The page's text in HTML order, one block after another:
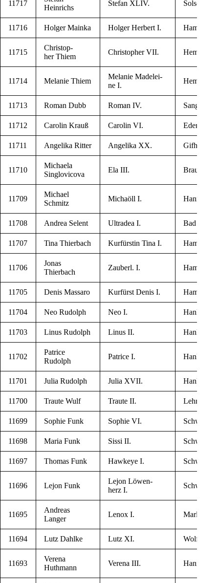
11717
Heinrichs
Ste­fan XLIV. Sol­schen
11716 Hol­ger Mainka Hol­ger Her­bert I. Ham­burg
11715
Chris­top­
her Thiem
Chris­top­her VII. Hem­din­gen
11714 Mela­nie Thiem
Mela­nie Made­lei­
ne I.
Hem­din­gen
11713 Roman Dubb Roman IV.
11712 Caro­lin Krauß Caro­lin VI. Eder­sle­ben
11711 Ange­li­ka Ritter Ange­li­ka XX. Gif­horn
11710
Michae­la
Singlovicova
Ela III.
11709
Michael
Schmitz
Michaö­ll I. Han­n­ver
11708 Andrea Selent Ultra­dea I. Bad
11707 Tina Thierbach Kurf­ür­stin Tina I. Ham­burg
11706
Jonas
Thierbach
Zau­berl. I. Ham­burg
11705 Denis Massaro Kurf­ürst Denis I. Ham­burg
11704 Neo Rudolph Neo I.
11703 Linus Rudolph Linus II.
11702
Patri­ce
Rudolph
Patri­ce I.
11701 Julia Rudolph Julia XVII.
11700 Trau­te Wulf Trau­te II. Lehr­te
11699 Sop­hie Funk Sop­hie VI.
11698 Maria Funk Sis­si II.
11697 Tho­mas Funk Haw­keye I.
11696 Lejon Funk
Lejon Löwen­
herz I.
11695
Andre­as
Langer
Lenox I. Marl
11694 Lutz Dahlke Lutz XI. Wolfs­burg
11693
Ver­e­na
Huthmann
Ver­e­na III. Han­no­ver